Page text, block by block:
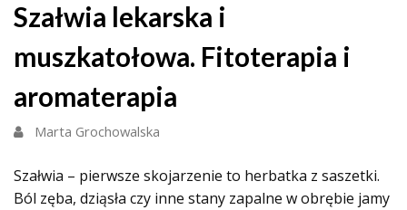
Szałwia lekarska i
muszkatołowa. Fitoterapia i
aromaterapia
Marta Grochowalska
Szałwia – pierwsze skojarzenie to herbatka z saszetki.
Ból zęba, dziąsła czy inne stany zapalne w obrębie jamy